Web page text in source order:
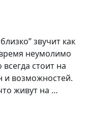
звучит как
неумолимо
стоит на
и возможностей.
живут на …